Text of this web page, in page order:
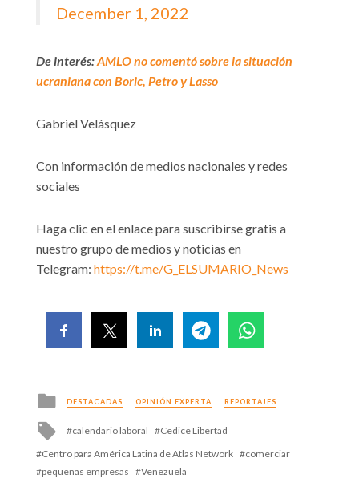
December 1, 2022
De interés:AMLO no comentó sobre la situación
ucraniana con Boric, Petro y Lasso
Gabriel Velásquez
Con información de medios nacionales y redes
sociales
Haga clic en el enlace para suscribirse gratis a
nuestro grupo de medios y noticias en
Telegram: https://t.me/G_ELSUMARIO_News
Posted
in
DESTACADAS OPINIÓN EXPERTA REPORTAJES
Tagged
calendario laboral
Cedice Libertad
Centro para América Latina de Atlas Network
comerciar
pequeñas empresas
Venezuela